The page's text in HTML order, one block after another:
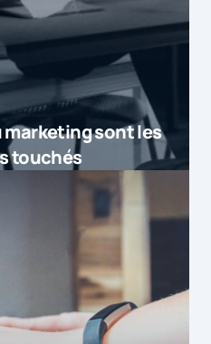
marketing sont les
touchés